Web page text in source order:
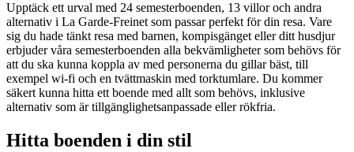
Upptäck ett urval med 24 semesterboenden, 13 villor och andra
alternativ i La Garde-Freinet som passar perfekt för din resa. Vare
sig du hade tänkt resa med barnen, kompisgänget eller ditt husdjur
erbjuder våra semesterboenden alla bekvämligheter som behövs för
att du ska kunna koppla av med personerna du gillar bäst, till
exempel wi-fi och en tvättmaskin med torktumlare. Du kommer
säkert kunna hitta ett boende med allt som behövs, inklusive
alternativ som är tillgänglighetsanpassade eller rökfria.
Hitta boenden i din stil